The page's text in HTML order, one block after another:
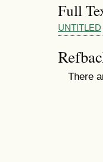
Full
UNTITLED
There